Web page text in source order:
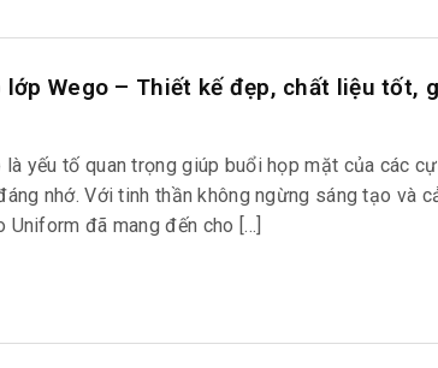
Wego – Thiết kế đẹp, chất liệu tốt,
yếu tố quan trọng giúp buổi họp mặt của các
nhớ. Với tinh thần không ngừng sáng tạo và
Uniform đã mang đến cho […]